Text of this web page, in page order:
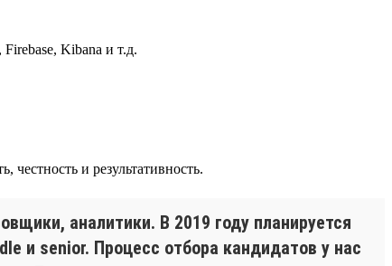
Kibana и т.д.
и результативность.
аналитики. В 2019 году планируется
и senior. Процесс отбора кандидатов у нас